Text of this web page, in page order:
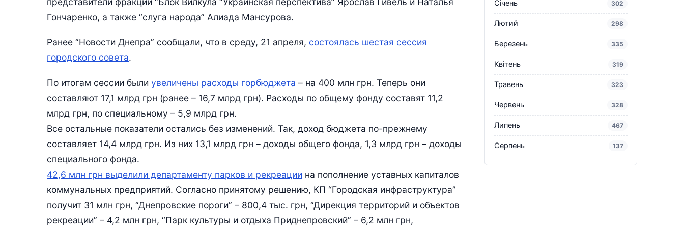
Гончаренко, а также “слуга народа” Алиада Мансурова.
Ранее “Новости Днепра” сообщали, что в среду, 21 апреля, состоялась шестая сессия
городского совета.
По итогам сессии были увеличены расходы горбюджета – на 400 млн грн. Теперь они
составляют 17,1 млрд грн (ранее – 16,7 млрд грн). Расходы по общему фонду составят 11,2
млрд грн, по специальному – 5,9 млрд грн.
Все остальные показатели остались без изменений. Так, доход бюджета по-прежнему
составляет 14,4 млрд грн. Из них 13,1 млрд грн – доходы общего фонда, 1,3 млрд грн – доходы
специального фонда.
42,6 млн грн выделили департаменту парков и рекреации на пополнение уставных капиталов
коммунальных предприятий. Согласно принятому решению, КП “Городская инфраструктура”
получит 31 млн грн, “Днепровские пороги” – 800,4 тыс. грн, “Дирекция территорий и объектов
рекреации” – 4,2 млн грн, “Парк культуры и отдыха Приднепровский” – 6,2 млн грн,
Січень 302
Лютий 298
Березень 335
Квітень 319
Травень 323
Червень 328
Липень 467
Серпень 137